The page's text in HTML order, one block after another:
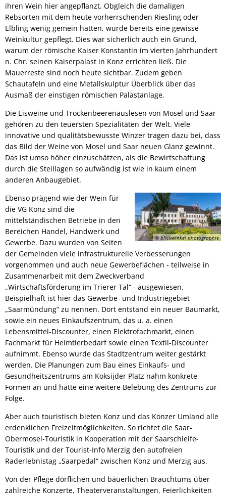
ihren Wein hier angepflanzt. Obgleich die damaligen
Rebsorten mit dem heute vorherrschenden Riesling oder
Elbling wenig gemein hatten, wurde bereits eine gewisse
Weinkultur gepflegt. Dies war sicherlich auch ein Grund,
warum der römische Kaiser Konstantin im vierten Jahrhundert
n. Chr. seinen Kaiserpalast in Konz errichten ließ. Die
Mauerreste sind noch heute sichtbar. Zudem geben
Schautafeln und eine Metallskulptur Überblick über das
Ausmaß der einstigen römischen Palastanlage.
Die Eisweine und Trockenbeerenauslesen von Mosel und Saar
gehören zu den teuersten Spezialitäten der Welt. Viele
innovative und qualitätsbewusste Winzer tragen dazu bei, dass
das Bild der Weine von Mosel und Saar neuen Glanz gewinnt.
Das ist umso höher einzuschätzen, als die Bewirtschaftung
durch die Steillagen so aufwändig ist wie in kaum einem
anderen Anbaugebiet.
© blickwinkel photographie
Ebenso prägend wie der Wein für
die VG Konz sind die
mittelständischen Betriebe in den
Bereichen Handel, Handwerk und
Gewerbe. Dazu wurden von Seiten
der Gemeinden viele infrastrukturelle Verbesserungen
vorgenommen und auch neue Gewerbeflächen - teilweise in
Zusammenarbeit mit dem Zweckverband
„Wirtschaftsförderung im Trierer Tal“ - ausgewiesen.
Beispielhaft ist hier das Gewerbe- und Industriegebiet
„Saarmündung“ zu nennen. Dort entstand ein neuer Baumarkt,
sowie ein neues Einkaufszentrum, das u. a. einen
Lebensmittel-Discounter, einen Elektrofachmarkt, einen
Fachmarkt für Heimtierbedarf sowie einen Textil-Discounter
aufnimmt. Ebenso wurde das Stadtzentrum weiter gestärkt
werden. Die Planungen zum Bau eines Einkaufs- und
Gesundheitszentrums am Koksijder Platz nahm konkrete
Formen an und hatte eine weitere Belebung des Zentrums zur
Folge.
Aber auch touristisch bieten Konz und das Konzer Umland alle
erdenklichen Freizeitmöglichkeiten. So richtet die Saar-
Obermosel-Touristik in Kooperation mit der Saarschleife-
Touristik und der Tourist-Info Merzig den autofreien
Raderlebnistag „Saarpedal“ zwischen Konz und Merzig aus.
Von der Pflege dörflichen und bäuerlichen Brauchtums über
zahlreiche Konzerte, Theaterveranstaltungen, Feierlichkeiten